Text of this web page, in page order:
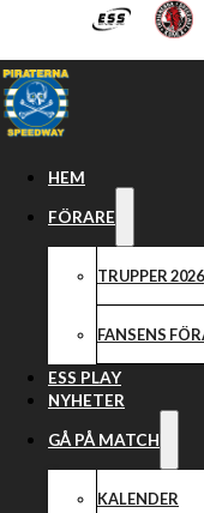
Hoppa till huvudinnehåll
HEM
FÖRARE
TRUPPER 2026
FANSENS
ESS PLAY
NYHETER
GÅ PÅ MATCH
KALENDER